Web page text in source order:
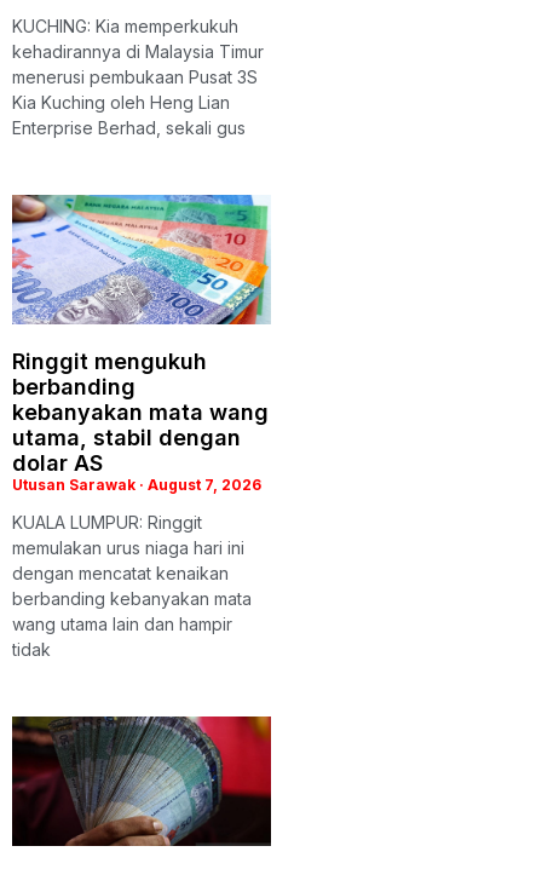
KUCHING: Kia memperkukuh
kehadirannya di Malaysia Timur
menerusi pembukaan Pusat 3S
Kia Kuching oleh Heng Lian
Enterprise Berhad, sekali gus
Ringgit mengukuh
berbanding
kebanyakan mata wang
utama, stabil dengan
dolar AS
Utusan Sarawak August 7, 2026
KUALA LUMPUR: Ringgit
memulakan urus niaga hari ini
dengan mencatat kenaikan
berbanding kebanyakan mata
wang utama lain dan hampir
tidak